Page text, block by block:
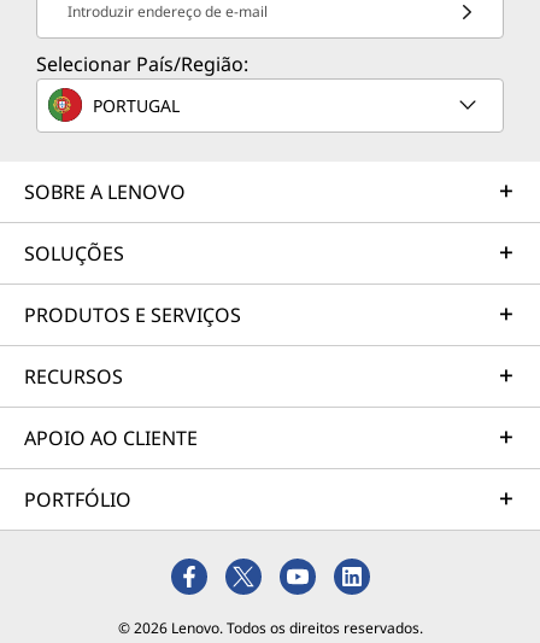
Conteúdo da embalagem
Lenovo IdeaPad Flex 5i (8.ª geração) de 35,56 cm (14",
Intel)
Manual do utilizador
As especificações podem variar consoante a região/modelo.
Introduzir endereço de e-mail
Selecionar País/Região:
PORTUGAL
SOBRE A LENOVO
SOLUÇÕES
PRODUTOS E SERVIÇOS
RECURSOS
APOIO AO CLIENTE
PORTFÓLIO
© 2026 Lenovo. Todos os direitos reservados.